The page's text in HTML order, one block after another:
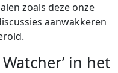
zoals deze onze
aanwakkeren
in het